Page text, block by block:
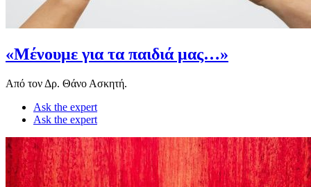
«Μένουμε για τα παιδιά μας…»
Από τον Δρ. Θάνο Ασκητή.
Ask the expert
Ask the expert